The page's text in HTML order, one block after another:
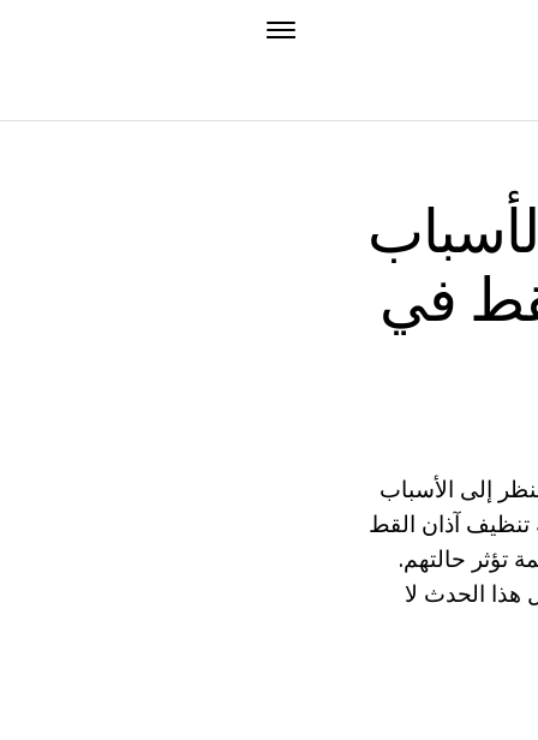
في
إلى الأسباب
آذان القط
تؤثر حالتهم.
هذا الحدث لا